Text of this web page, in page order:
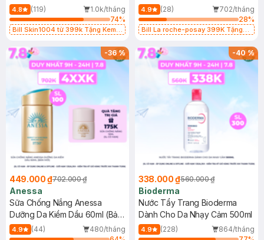
50ml
4.8 (119)
1.0k/tháng
74%
Bill Skin1004 từ 399k Tặng Kem
SPF 50+ 20ml (SL Có Hạn)
Kiềm Dầu 50ml
4.9 (28)
702/tháng
28%
Bill La roche-posay 399K Tặng
(SL có hạn)
-36%
449.000 ₫702.000 ₫
Anessa
Sữa Chống Nắng Anessa
Dưỡng Da Kiềm Dầu 60ml (Bản
Mới)
4.9 (44)
480/tháng
-40%
338.000 ₫560.000 ₫
Bioderma
Nước Tẩy Trang Bioderma
Dành Cho Da Nhạy Cảm 500ml
4.9 (228)
864/tháng